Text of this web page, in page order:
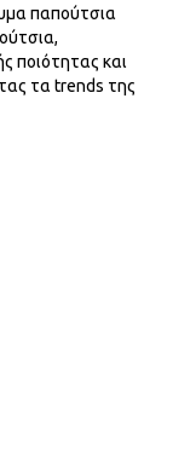
παπούτσια
ποιότητας και
τα trends της